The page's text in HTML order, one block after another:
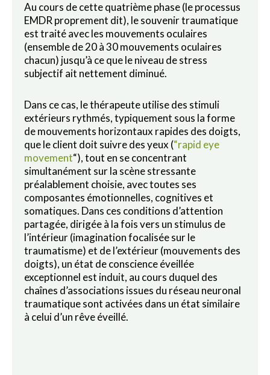
Au cours de cette quatrième phase (le processus
EMDR proprement dit), le souvenir traumatique
est traité avec les mouvements oculaires
(ensemble de 20 à 30 mouvements oculaires
chacun) jusqu’à ce que le niveau de stress
subjectif ait nettement diminué.
Dans ce cas, le thérapeute utilise des stimuli
extérieurs rythmés, typiquement sous la forme
de mouvements horizontaux rapides des doigts,
que le client doit suivre des yeux (“rapid eye
movement“), tout en se concentrant
simultanément sur la scène stressante
préalablement choisie, avec toutes ses
composantes émotionnelles, cognitives et
somatiques. Dans ces conditions d’attention
partagée, dirigée à la fois vers un stimulus de
l’intérieur (imagination focalisée sur le
traumatisme) et de l’extérieur (mouvements des
doigts), un état de conscience éveillée
exceptionnel est induit, au cours duquel des
chaînes d’associations issues du réseau neuronal
traumatique sont activées dans un état similaire
à celui d’un rêve éveillé.